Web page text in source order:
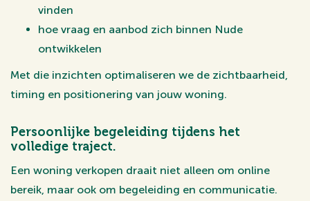
vinden
hoe vraag en aanbod zich binnen Nude
ontwikkelen
Met die inzichten optimaliseren we de zichtbaarheid,
timing en positionering van jouw woning.
Persoonlijke begeleiding tijdens het
volledige traject.
Een woning verkopen draait niet alleen om online
bereik, maar ook om begeleiding en communicatie.